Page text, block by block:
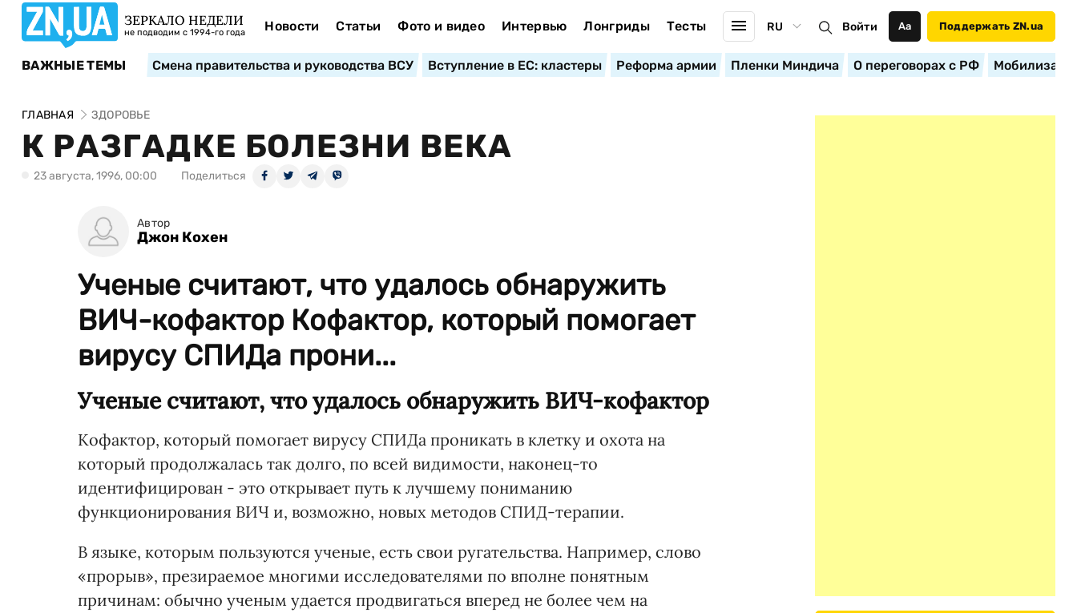
ЗЕРКАЛО НЕДЕЛИ
не подводим с 1994-го года Новости Статьи Фото и видео Интервью Лонгриды Тесты RU Войти Аа Поддержать ZN.ua
ВАЖНЫЕ ТЕМЫ Смена правительства и руководства ВСУ Вступление в ЕС: кластеры Реформа армии Пленки Миндича О переговорах с РФ
ГЛАВНАЯ ЗДОРОВЬЕ
К РАЗГАДКЕ БОЛЕЗНИ ВЕКА
23 августа, 1996, 00:00 Поделиться
Автор
Джон Кохен
Ученые считают, что удалось обнаружить
ВИЧ-кофактор Кофактор, который помогает
вирусу СПИДа прони...
Ученые считают, что удалось обнаружить ВИЧ-кофактор
Кофактор, который помогает вирусу СПИДа проникать в клетку и охота на
который продолжалась так долго, по всей видимости, наконец-то
идентифицирован - это открывает путь к лучшему пониманию
функционирования ВИЧ и, возможно, новых методов СПИД-терапии.
В языке, которым пользуются ученые, есть свои ругательства. Например, слово
«прорыв», презираемое многими исследователями по вполне понятным
причинам: обычно ученым удается продвигаться вперед не более чем на